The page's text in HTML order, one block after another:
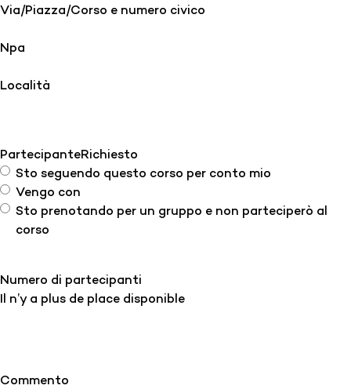
Via/Piazza/Corso e numero civico
Npa
Località
PartecipanteRichiesto
Sto seguendo questo corso per conto mio
Vengo con
Sto prenotando per un gruppo e non parteciperò al
corso
Numero di partecipanti
Il n’y a plus de place disponible
Commento